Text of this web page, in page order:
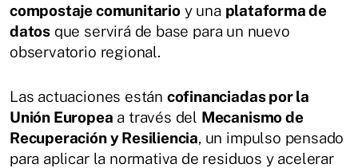
compostaje comunitarioy una plataforma de
datos que servirá de base para un nuevo
observatorio regional.
Las actuaciones están cofinanciadas por la
Unión Europea a través del Mecanismo de
Recuperación y Resiliencia, un impulso pensado
para aplicar la normativa de residuos y acelerar